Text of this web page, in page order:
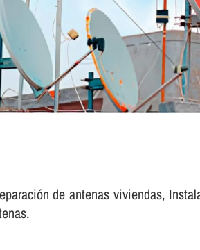
de antenas viviendas,